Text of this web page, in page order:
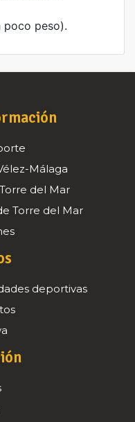
poco peso).
Málaga
del Mar
Torre del Mar
deportivas